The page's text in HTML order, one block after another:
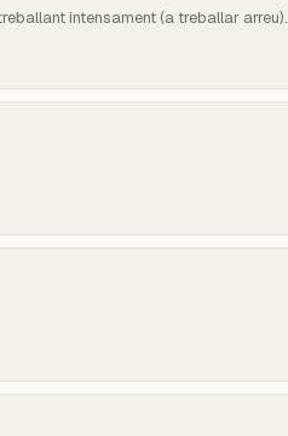
intensament (a treballar arreu).